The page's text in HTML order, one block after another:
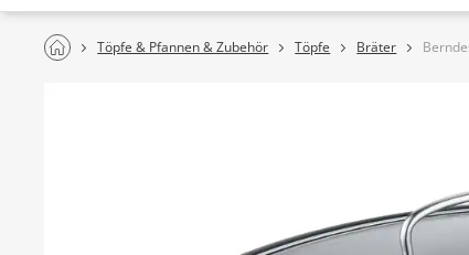
Töpfe & Pfannen & Zubehör Töpfe Bräter